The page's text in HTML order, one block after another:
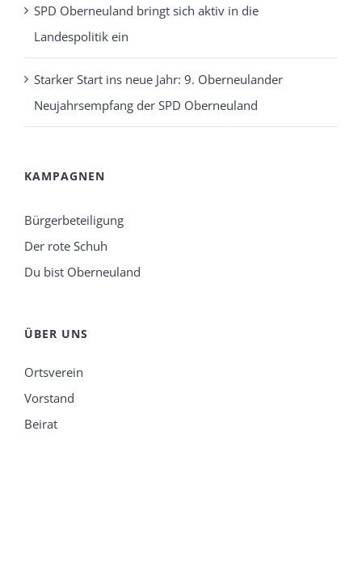
SPD Oberneuland bringt sich aktiv in die
Landespolitik ein
Starker Start ins neue Jahr: 9. Oberneulander
Neujahrsempfang der SPD Oberneuland
KAMPAGNEN
Bürgerbeteiligung
Der rote Schuh
Du bist Oberneuland
ÜBER UNS
Ortsverein
Vorstand
Beirat